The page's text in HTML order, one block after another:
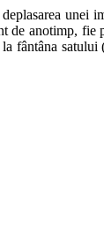
unei
de anotimp, fie
fântâna